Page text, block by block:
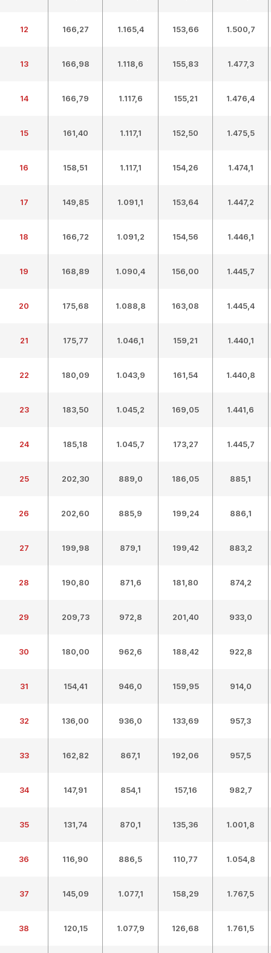
12 166,27 1.165,4 153,66 1.500,7
13 166,98 1.118,6 155,83 1.477,3
14 166,79 1.117,6 155,21 1.476,4
15 161,40 1.117,1 152,50 1.475,5
16 158,51 1.117,1 154,26 1.474,1
17 149,85 1.091,1 153,64 1.447,2
18 166,72 1.091,2 154,56 1.446,1
19 168,89 1.090,4 156,00 1.445,7
20 175,68 1.088,8 163,08 1.445,4
21 175,77 1.046,1 159,21 1.440,1
22 180,09 1.043,9 161,54 1.440,8
23 183,50 1.045,2 169,05 1.441,6
24 185,18 1.045,7 173,27 1.445,7
25 202,30 889,0 186,05 885,1
26 202,60 885,9 199,24 886,1
27 199,98 879,1 199,42 883,2
28 190,80 871,6 181,80 874,2
29 209,73 972,8 201,40 933,0
30 180,00 962,6 188,42 922,8
31 154,41 946,0 159,95 914,0
32 136,00 936,0 133,69 957,3
33 162,82 867,1 192,06 957,5
34 147,91 854,1 157,16 982,7
35 131,74 870,1 135,36 1.001,8
36 116,90 886,5 110,77 1.054,8
37 145,09 1.077,1 158,29 1.767,5
38 120,15 1.077,9 126,68 1.761,5